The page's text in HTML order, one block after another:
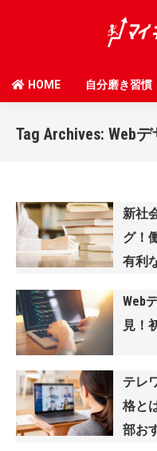
HOME 自分磨き習慣
Tag Archives: Web
新社
グ！
有利
Web
見！
テレ
格と
部お